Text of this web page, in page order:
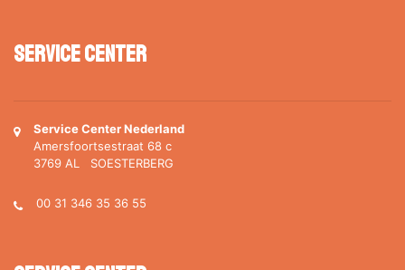
Service Center
Service Center Nederland
Amersfoortsestraat 68 c
3769 AL SOESTERBERG
00 31 346 35 36 55